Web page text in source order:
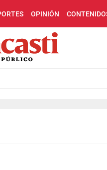
OPINIÓN